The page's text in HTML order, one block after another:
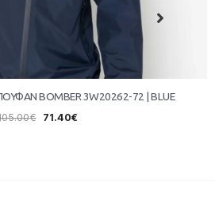
BOMBER 3W20262-72 | BLUE
€ 71.40€